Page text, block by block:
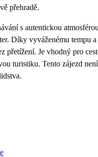
přehradě.
s autentickou
Díky vyváženému tempu
přetížení. Je vhodný pro
turistiku. Tento zájezd